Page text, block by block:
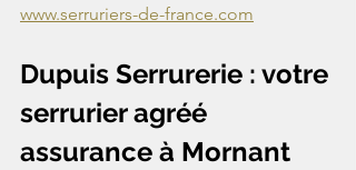
www.serruriers-de-france.com
Dupuis Serrurerie : votre
serrurier agréé
assurance à Mornant